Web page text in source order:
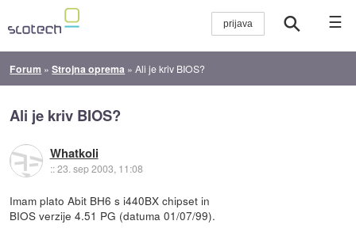
☰
Forum »Strojna oprema »Ali je kriv BIOS?
Ali je kriv BIOS?
Whatkoli
::23. sep 2003, 11:08
Imam plato Abit BH6 s i440BX chipset in
BIOS verzije 4.51 PG (datuma 01/07/99).